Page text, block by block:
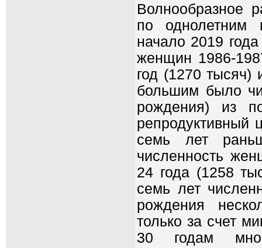
Волнообразное
по однолетним
начало 2019
женщин 1986-
год (1270 тысяч)
большим было
рождения) из
репродуктивный
семь лет
численность
24 года (1258
семь лет
рождения
только за счет
30 годам